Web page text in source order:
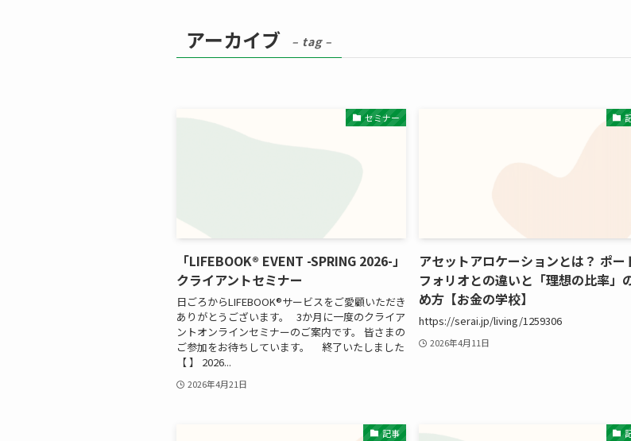
アーカイブ – tag –
セミナー
「LIFEBOOK® EVENT -SPRING 2026-」
クライアントセミナー
日ごろからLIFEBOOK®サービスをご愛顧いただき
ありがとうございます。 3か月に一度のクライア
ントオンラインセミナーのご案内です。 皆さまの
ご参加をお待ちしています。 終了いたしました
【 】 2026...
2026年4月21日
アセットアロケーションとは？ ポー
フォリオとの違いと「理想の比率」
め方【お金の学校】
https://serai.jp/living/1259306
2026年4月11日
記事